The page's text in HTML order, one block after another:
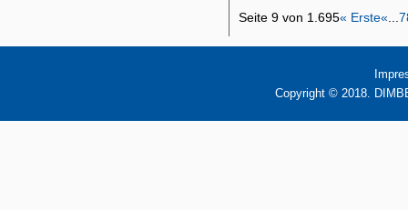
Seite 9 von 1.695« Erste« 7
Copyright © 2018.